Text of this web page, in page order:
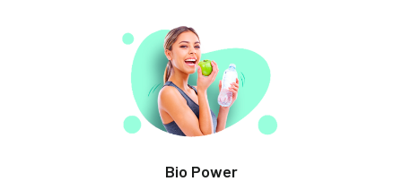
Bio Power